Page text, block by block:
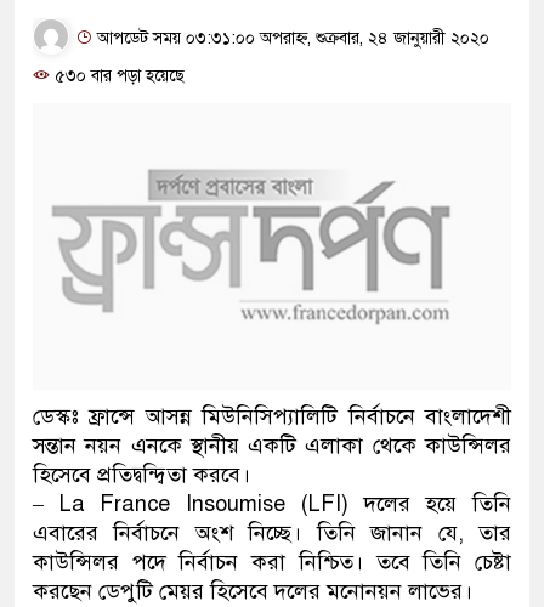
আপডেট সময় ০৩:৩১:০০ অপরাহ্ন, শুক্রবার, ২৪ জানুয়ারী ২০২০
৫৩০ বার পড়া হয়েছে
ডেস্কঃ ফ্রান্সে আসন্ন মিউনিসিপ্যালিটি নির্বাচনে বাংলাদেশী
সন্তান নয়ন এনকে স্থানীয় একটি এলাকা থেকে কাউন্সিলর
হিসেবে প্রতিদ্বন্দ্বিতা করবে।
– La France Insoumise (LFI) দলের হয়ে তিনি
এবারের নির্বাচনে অংশ নিচ্ছে। তিনি জানান যে, তার
কাউন্সিলর পদে নির্বাচন করা নিশ্চিত। তবে তিনি চেষ্টা
করছেন ডেপুটি মেয়র হিসেবে দলের মনোনয়ন লাভের।